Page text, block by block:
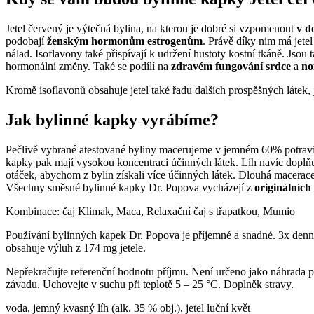
Jetel červený je výtečná bylina, na kterou je dobré si vzpomenout v
podobajíženským hormonům estrogenům. Právě díky nim má
nálad. Isoflavony také přispívají k udržení hustoty kostní tkáně.
hormonální změny. Také se podílí na zdravém fungování srdce a
Kromě isoflavonů obsahuje jetel také řadu dalších prospěšných
Jak bylinné kapky vyrábíme?
Pečlivě vybrané atestované byliny macerujeme v jemném 60%
kapky pak mají vysokou koncentraci účinných látek. Líh navíc
otáček, abychom z bylin získali více účinných látek. Dlouhá
Všechny směsné bylinné kapky Dr. Popova vycházejí z originálních
Kombinace: čaj Klimak, Maca, Relaxační čaj s třapatkou, Mumio
Používání bylinných kapek Dr. Popova je příjemné a snadné. 3x
obsahuje výluh z 174 mg jetele.
Nepřekračujte referenční hodnotu příjmu. Není určeno jako
závadu. Uchovejte v suchu při teplotě 5 – 25 °C. Doplněk stravy.
voda, jemný kvasný líh (alk. 35 % obj.), jetel luční květ